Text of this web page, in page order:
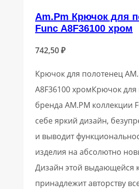
Am.Pm Крючок для
Func A8F36100 хром
742,50₽
Крючок для полотенец
A8F36100 хромКрючок
бренда AM.PM коллекции
себе яркий дизайн,
и выводит
изделия на абсолютно
Дизайн этой выдающейся
принадлежит авторству